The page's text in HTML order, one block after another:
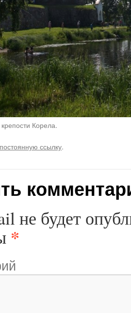
Корела.
постоянную ссылку.
не будет
*